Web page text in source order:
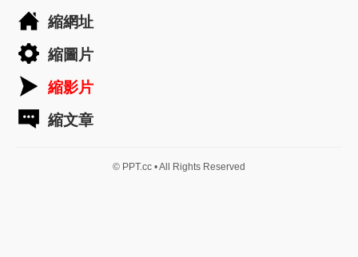
縮網址
縮圖片
縮影片
縮文章
© PPT.cc • All Rights Reserved